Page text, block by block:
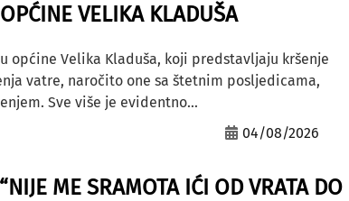
VELIKA KLADUŠA
općine Velika Kladuša, koji predstavljaju kršenje
vatre, naročito one sa štetnim posljedicama,
Sve više je evidentno...
04/08/2026
ME SRAMOTA IĆI OD VRATA DO